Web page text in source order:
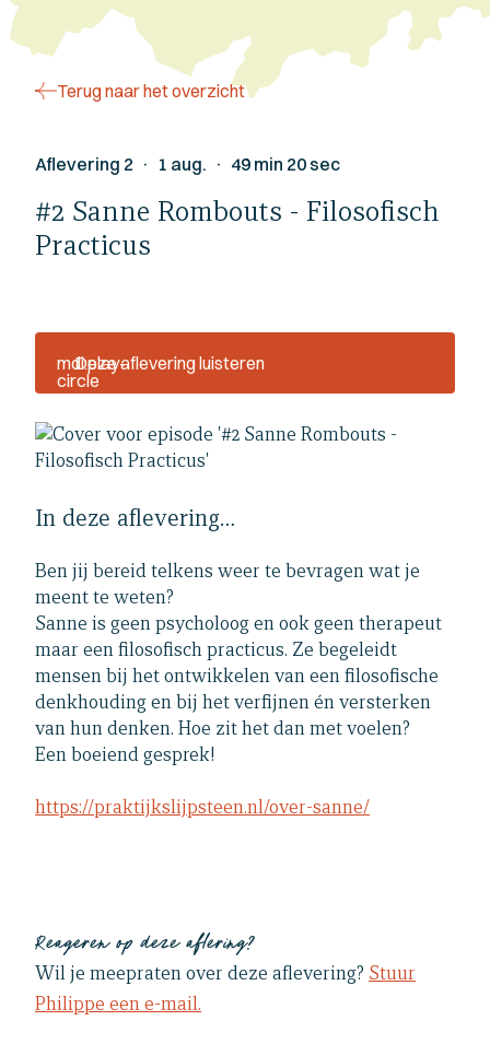
Terug naar het overzicht
Aflevering 2 · 1 aug. · 49 min 20 sec
#2 Sanne Rombouts - Filosofisch
Practicus
mdi:play-
circle
Deze aflevering luisteren
In deze aflevering…
Ben jij bereid telkens weer te bevragen wat je
meent te weten?
Sanne is geen psycholoog en ook geen therapeut
maar een filosofisch practicus. Ze begeleidt
mensen bij het ontwikkelen van een filosofische
denkhouding en bij het verfijnen én versterken
van hun denken. Hoe zit het dan met voelen?
Een boeiend gesprek!
https://praktijkslijpsteen.nl/over-sanne/
Reageren op deze aflering?
Wil je meepraten over deze aflevering? Stuur
Philippe een e-mail.